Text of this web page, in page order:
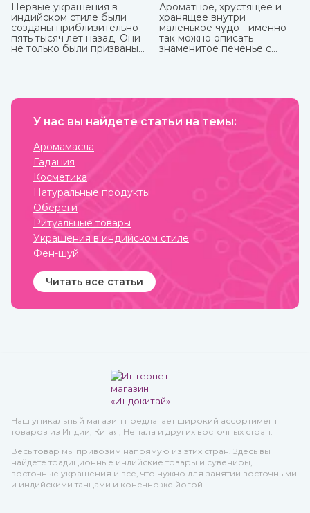
Первые украшения в
индийском стиле были
созданы приблизительно
пять тысяч лет назад. Они
не только были призваны
способностью защищать.
женщины, но и мужчины
которые предназначались
для определенных
жизненных событий —
взросление, свадьба,
ритуалы. При этом каждая
вещь имеет свое значение
и передается в
поколениях. Приобрести
индийские ювелирные
украшения вы можете в
интернет-магазине
ИндоКитай с доставкой по
Ароматное, хрустящее и
хранящее внутри
маленькое чудо - именно
так можно описать
знаменитое печенье с
У нас вы найдете статьи на темы:
Аромамасла
Гадания
Косметика
Натуральные продукты
Обереги
Ритуальные товары
Украшения в индийском стиле
Фен-шуй
Читать все статьи
Наш уникальный магазин предлагает широкий ассортимент
товаров из Индии, Китая, Непала и других восточных стран.
Весь товар мы привозим напрямую из этих стран. Здесь вы
найдете традиционные индийские товары и сувениры,
восточные украшения и все, что нужно для занятий восточными
и индийскими танцами и конечно же йогой.